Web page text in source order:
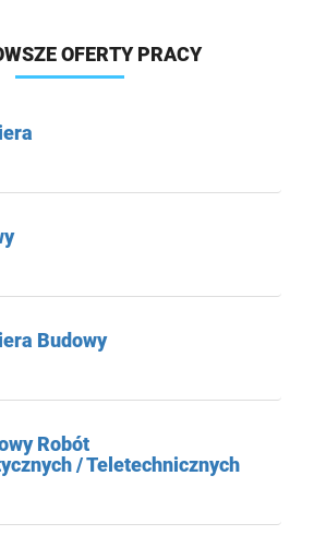
OFERTY PRACY
Budowy
Robót
/ Teletechnicznych